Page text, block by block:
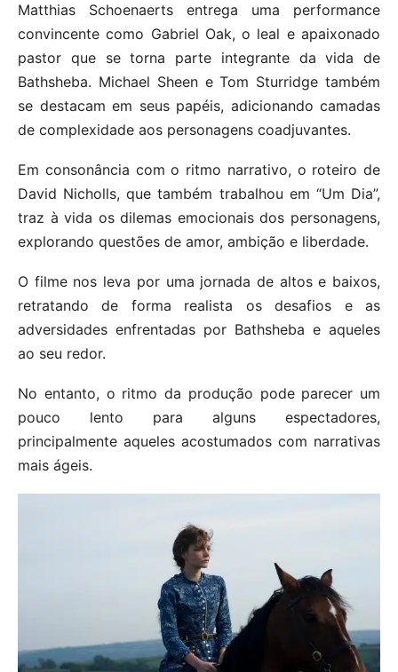
Matthias Schoenaerts entrega uma performance
convincente como Gabriel Oak, o leal e apaixonado
pastor que se torna parte integrante da vida de
Bathsheba. Michael Sheen e Tom Sturridge também
se destacam em seus papéis, adicionando camadas
de complexidade aos personagens coadjuvantes.
Em consonância com o ritmo narrativo, o roteiro de
David Nicholls, que também trabalhou em “Um Dia”,
traz à vida os dilemas emocionais dos personagens,
explorando questões de amor, ambição e liberdade.
O filme nos leva por uma jornada de altos e baixos,
retratando de forma realista os desafios e as
adversidades enfrentadas por Bathsheba e aqueles
ao seu redor.
No entanto, o ritmo da produção pode parecer um
pouco lento para alguns espectadores,
principalmente aqueles acostumados com narrativas
mais ágeis.